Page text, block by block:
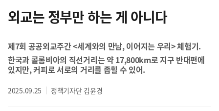
텐
츠
역
외교는 정부만 하는 게 아니다
제7회 공공외교주간 <세계와의 만남, 이어지는 우리> 체험기.
한국과 콜롬비아의 직선거리는 약 17,800km로 지구 반대편에
있지만, 커피로 서로의 거리를 좁힐 수 있어.
2025.09.25 정책기자단 김윤경